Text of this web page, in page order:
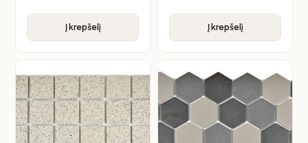
Į krepšelį Į krepšelį